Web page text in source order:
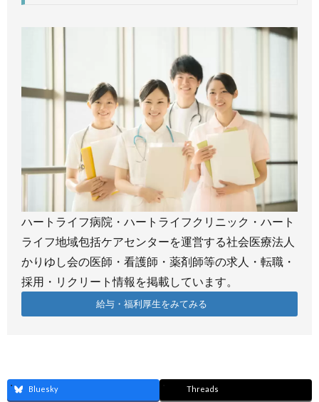
ハートライフ病院・ハートライフクリニック・ハート
ライフ地域包括ケアセンターを運営する社会医療法人
かりゆし会の医師・看護師・薬剤師等の求人・転職・
採用・リクリート情報を掲載しています。
給与・福利厚生をみてみる
Bluesky Threads